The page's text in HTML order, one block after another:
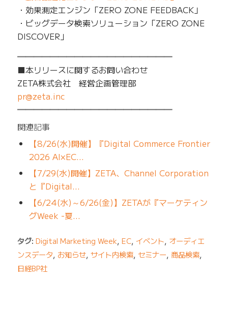
・効果測定エンジン「ZERO ZONE FEEDBACK」
・ビッグデータ検索ソリューション「ZERO ZONE
DISCOVER」
━━━━━━━━━━━━━━━━━━━
■本リリースに関するお問い合わせ
ZETA株式会社 経営企画管理部
pr@zeta.inc
━━━━━━━━━━━━━━━━━━━
関連記事
【8/26(水)開催】『Digital Commerce Frontier
2026 AI×EC…
【7/29(水)開催】ZETA、Channel Corporation
と『Digital…
【6/24(水)～6/26(金)】ZETAが『マーケティン
グWeek -夏…
タグ: Digital Marketing Week, EC, イベント, オーディエ
ンスデータ, お知らせ, サイト内検索, セミナー, 商品検索,
日経BP社